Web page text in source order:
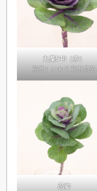
丸葉548（赤）
花巻）いわて花巻農協
恋姿